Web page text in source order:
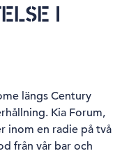
I
längs Century
Kia Forum,
inom en radie på två
från vår bar och